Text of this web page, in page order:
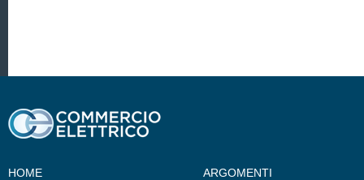
HOME
ARGOMENTI